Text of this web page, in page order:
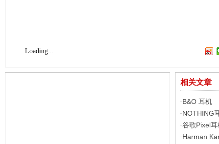
Loading...
相关文章
· B&O 耳机
· NOTHING
·谷歌Pixel耳
· Harman